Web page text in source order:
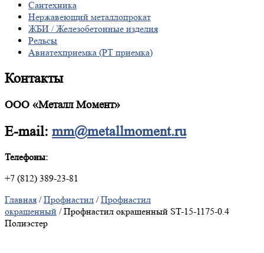
Сантехника
Нержавеющий металлопрокат
ЖБИ / Железобетонные изделия
Рельсы
Авиатехприемка (РТ приемка)
Контакты
ООО «Металл Момент»
E-mail: mm@metallmoment.ru
Телефоны:
+7 (812) 389-23-81
Главная /Профнастил /Профнастил
окрашенный / Профнастил окрашенный ST-15-1175-0.4
Полиэстер